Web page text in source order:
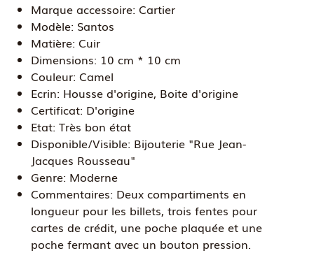
Marque accessoire: Cartier
Modèle: Santos
Matière: Cuir
Dimensions: 10 cm * 10 cm
Couleur: Camel
Ecrin: Housse d'origine, Boite d'origine
Certificat: D'origine
Etat: Très bon état
Disponible/Visible: Bijouterie "Rue Jean-
Jacques Rousseau"
Genre: Moderne
Commentaires: Deux compartiments en
longueur pour les billets, trois fentes pour
cartes de crédit, une poche plaquée et une
poche fermant avec un bouton pression.